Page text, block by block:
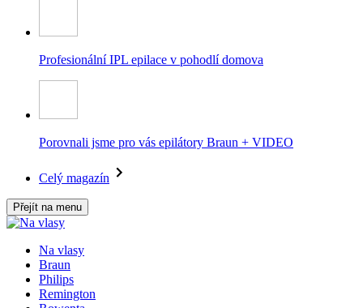
Profesionální IPL epilace v pohodlí domova
Porovnali jsme pro vás epilátory Braun + VIDEO
Celý magazín
Přejít na menu
Na vlasy
Braun
Philips
Remington